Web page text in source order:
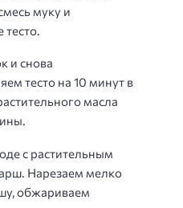
муку и
тесто.
и снова
тесто на 10 минут в
масла
с растительным
Нарезаем мелко
обжариваем